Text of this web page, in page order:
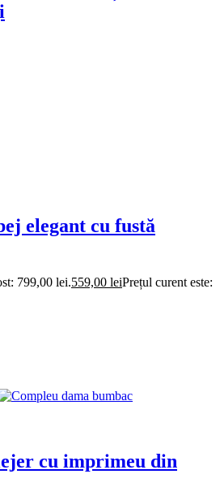
elegant cu fustă
799,00 lei.559,00 leiPrețul curent este:
cu imprimeu din